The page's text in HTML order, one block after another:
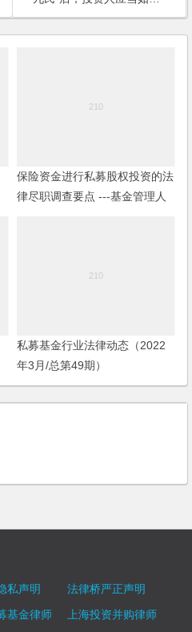
保险资金进行私募股权投资的法
律尽职调查要点 ---基金管理人
私募基金行业法律动态（2022
年3月/总第49期）
私声明
法律桥严正声明
基金律师
上海投资并购律师